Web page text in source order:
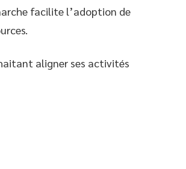
facilite l’adoption de
aligner ses activités